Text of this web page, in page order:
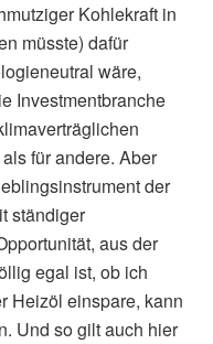
Kohlekraft in
müsste) dafür
wäre,
Investmentbranche
für andere. Aber
der
ständiger
aus der
egal ist, ob ich
Heizöl einspare, kann
Und so gilt auch hier